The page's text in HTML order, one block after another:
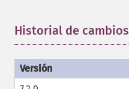
Historial de cambios